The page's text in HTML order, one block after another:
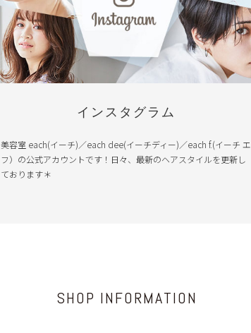
インスタグラム
美容室 each(イーチ)／each dee(イーチディー)／each f.(イーチ エ
フ）の公式アカウントです！日々、最新のヘアスタイルを更新し
ております＊
SHOP INFORMATION